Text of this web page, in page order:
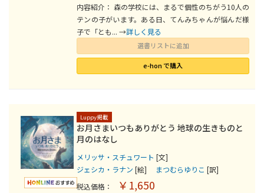
内容紹介： 森の学校には、まるで個性のちがう10人の
テンの子がいます。ある日、てんみちゃんが悩んだ様
子で「とも... →詳しく見る
選書リストに追加
e-hon で購入
Luppy掲載
お月さまいつもありがとう 地球の生きものと
月のはなし
メリッサ・スチュワート [文]
ジェシカ・ラナン [絵] まつむらゆりこ [訳]
税込価格：
￥1,650